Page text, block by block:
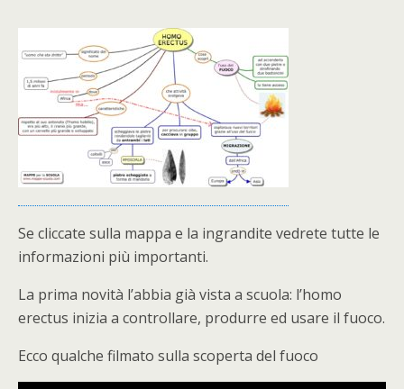
Se cliccate sulla mappa e la ingrandite vedrete tutte le
informazioni più importanti.
La prima novità l’abbia già vista a scuola: l’homo
erectus inizia a controllare, produrre ed usare il fuoco.
Ecco qualche filmato sulla scoperta del fuoco